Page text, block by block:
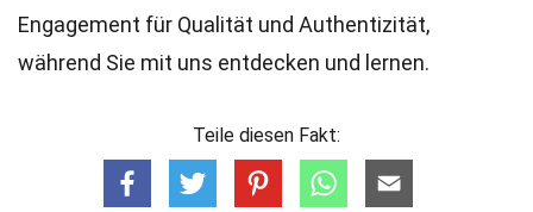
Engagement für Qualität und Authentizität,
während Sie mit uns entdecken und lernen.
Teile diesen Fakt: